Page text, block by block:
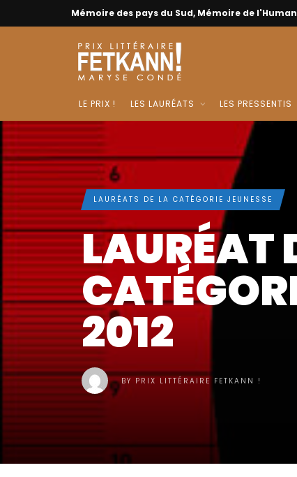
Mémoire des pays du Sud, Mémoire de
LE PRIX ! LES LAURÉATS LES PRESSENTIS
LAURÉATS DE LA CATÉGORIE JEUNESSE
LAURÉAT
2012
BY PRIX LITTÉRAIRE FETKANN !